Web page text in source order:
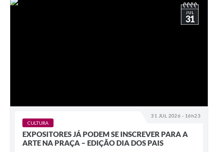
31 JUL 2026 - 16h23
JUL
31
CULTURA
EXPOSITORES JÁ PODEM SE INSCREVER PARA A
ARTE NA PRAÇA – EDIÇÃO DIA DOS PAIS